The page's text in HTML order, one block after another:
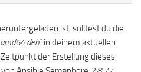
ist, solltest du die
“ in deinem aktuellen
der Erstellung dieses